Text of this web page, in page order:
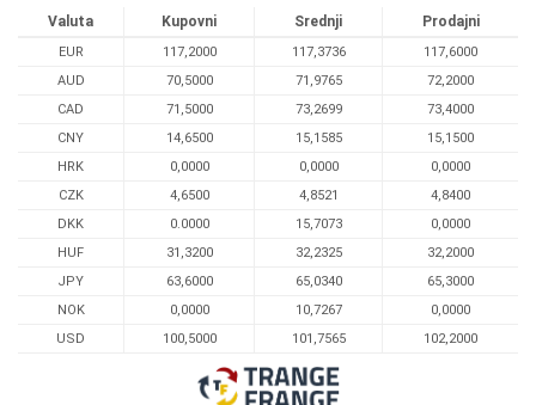
Valuta Kupovni Srednji Prodajni
EUR 117,2000 117,3736
117,6000
AUD
70,5000 71,9765
72,2000
CAD
71,5000 73,2699
73,4000
CNY
14,6500 15,1585
15,1500
HRK
0,0000 0,0000
0,0000
CZK
4,6500 4,8521
4,8400
DKK
0.0000 15,7073
0,0000
HUF
31,3200 32,2325
32,2000
JPY
63,6000 65,0340
65,3000
NOK
0,0000 10,7267
0,0000
USD
100,5000 101,7565 102,2000